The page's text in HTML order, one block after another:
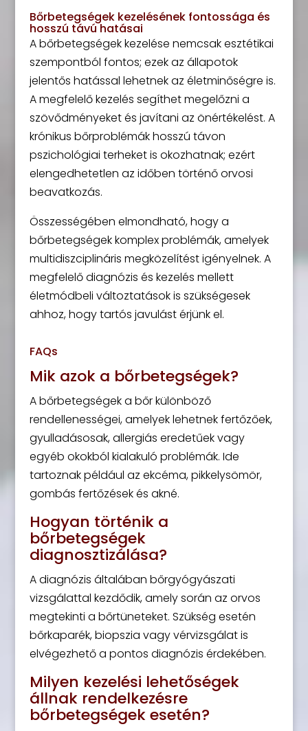
Bőrbetegségek kezelésének fontossága és
hosszú távú hatásai
A bőrbetegségek kezelése nemcsak esztétikai
szempontból fontos; ezek az állapotok
jelentős hatással lehetnek az életminőségre is.
A megfelelő kezelés segíthet megelőzni a
szövődményeket és javítani az önértékelést. A
krónikus bőrproblémák hosszú távon
pszichológiai terheket is okozhatnak; ezért
elengedhetetlen az időben történő orvosi
beavatkozás.
Összességében elmondható, hogy a
bőrbetegségek komplex problémák, amelyek
multidiszciplináris megközelítést igényelnek. A
megfelelő diagnózis és kezelés mellett
életmódbeli változtatások is szükségesek
ahhoz, hogy tartós javulást érjünk el.
FAQs
Mik azok a bőrbetegségek?
A bőrbetegségek a bőr különböző
rendellenességei, amelyek lehetnek fertőzőek,
gyulladásosak, allergiás eredetűek vagy
egyéb okokból kialakuló problémák. Ide
tartoznak például az ekcéma, pikkelysömör,
gombás fertőzések és akné.
Hogyan történik a
bőrbetegségek
diagnosztizálása?
A diagnózis általában bőrgyógyászati
vizsgálattal kezdődik, amely során az orvos
megtekinti a bőrtüneteket. Szükség esetén
bőrkaparék, biopszia vagy vérvizsgálat is
elvégezhető a pontos diagnózis érdekében.
Milyen kezelési lehetőségek
állnak rendelkezésre
bőrbetegségek esetén?